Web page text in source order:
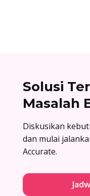
Solusi
Masalah
Diskusikan
dan mulai
Accurate.